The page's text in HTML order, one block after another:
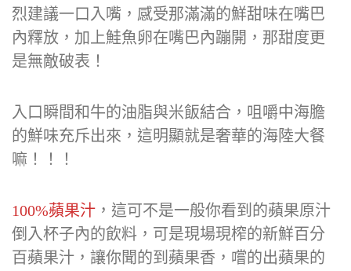
如置身大海般的滋味令人著迷。干貝握壽司強
烈建議一口入嘴，感受那滿滿的鮮甜味在嘴巴
內釋放，加上鮭魚卵在嘴巴內蹦開，那甜度更
入口瞬間和牛的油脂與米飯結合，咀嚼中海膽
的鮮味充斥出來，這明顯就是奢華的海陸大餐
100%蘋果汁，這可不是一般你看到的蘋果原汁
倒入杯子內的飲料，可是現場現榨的新鮮百分